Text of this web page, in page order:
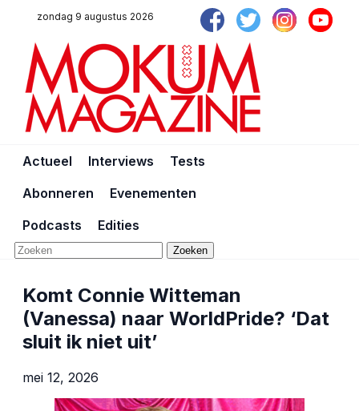
zondag 9 augustus 2026
Actueel Interviews
Tests
Abonneren
Evenementen
Podcasts
Edities
Zoeken
Komt Connie Witteman
(Vanessa) naar WorldPride? ‘Dat
sluit ik niet uit’
mei 12, 2026